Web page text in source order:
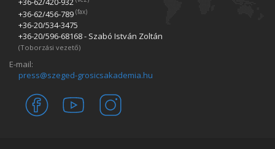
+36-62/456­-789 (fax)
+36-20/534­-3475
+36-20/596­-68168 - Szabó István Zoltán
(Toborzási vezető)
E-mail:
press@szeged-grosicsakademia.hu